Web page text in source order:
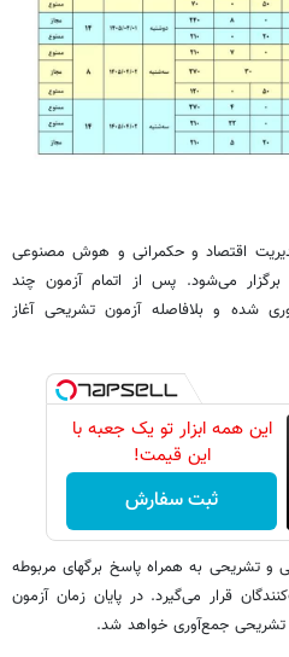
مدیریت اقتصاد و حکمرانی و هوش مصنوعی
برگزار می‌شود. پس از اتمام آزمون چند
شده و بلافاصله آزمون تشریحی آغاز
این همه ابزار تو یک جعبه با
این قیمت!
ثبت سفارش
و تشریحی به همراه پاسخ برگهای مربوطه
قرار می‌گیرد. در پایان زمان آزمون
جمع‌آوری خواهد شد.